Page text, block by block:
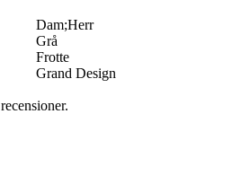
Dam;Herr
Grå
Frotte
Grand Design
recensioner.